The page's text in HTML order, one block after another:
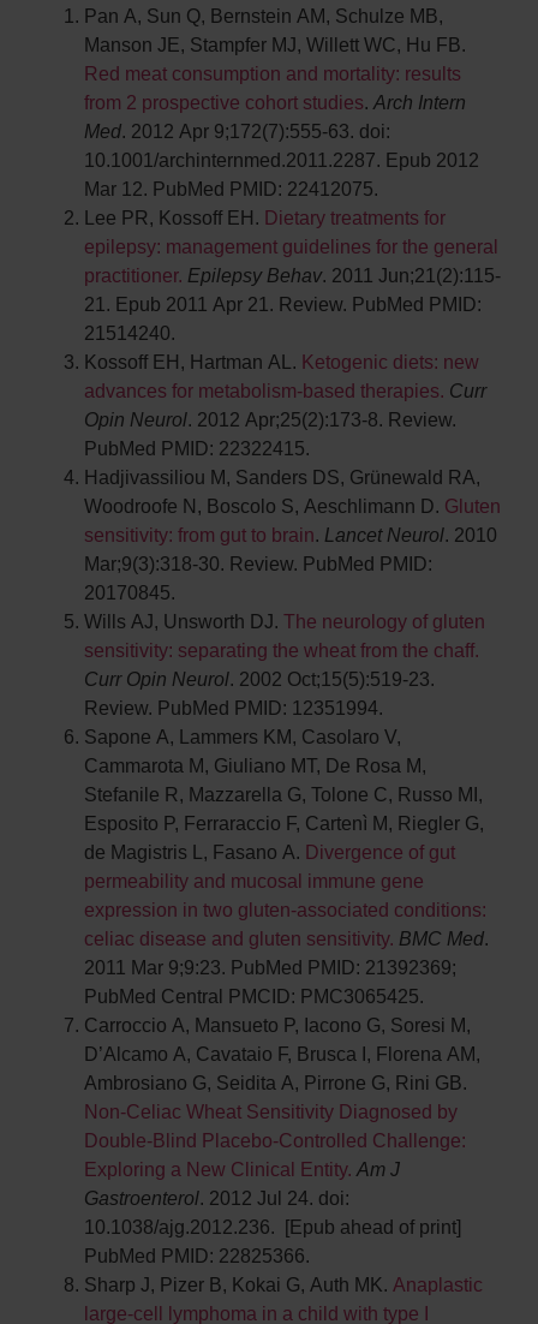
Pan A, Sun Q, Bernstein AM, Schulze MB,
Manson JE, Stampfer MJ, Willett WC, Hu FB.
Red meat consumption and mortality: results
from 2 prospective cohort studies.Arch Intern
Med. 2012 Apr 9;172(7):555-63. doi:
10.1001/archinternmed.2011.2287. Epub 2012
Mar 12. PubMed PMID: 22412075.
Lee PR, Kossoff EH. Dietary treatments for
epilepsy: management guidelines for the general
practitioner. Epilepsy Behav. 2011 Jun;21(2):115-
21. Epub 2011 Apr 21. Review. PubMed PMID:
21514240.
Kossoff EH, Hartman AL. Ketogenic diets: new
advances for metabolism-based therapies. Curr
Opin Neurol. 2012 Apr;25(2):173-8. Review.
PubMed PMID: 22322415.
Hadjivassiliou M, Sanders DS, Grünewald RA,
Woodroofe N, Boscolo S, Aeschlimann D. Gluten
sensitivity: from gut to brain. Lancet Neurol. 2010
Mar;9(3):318-30. Review. PubMed PMID:
20170845.
Wills AJ, Unsworth DJ. The neurology of gluten
sensitivity: separating the wheat from the chaff.
Curr Opin Neurol. 2002 Oct;15(5):519-23.
Review. PubMed PMID: 12351994.
Sapone A, Lammers KM, Casolaro V,
Cammarota M, Giuliano MT, De Rosa M,
Stefanile R, Mazzarella G, Tolone C, Russo MI,
Esposito P, Ferraraccio F, Cartenì M, Riegler G,
de Magistris L, Fasano A. Divergence of gut
permeability and mucosal immune gene
expression in two gluten-associated conditions:
celiac disease and gluten sensitivity. BMC Med.
2011 Mar 9;9:23. PubMed PMID: 21392369;
PubMed Central PMCID: PMC3065425.
Carroccio A, Mansueto P, Iacono G, Soresi M,
D’Alcamo A, Cavataio F, Brusca I, Florena AM,
Ambrosiano G, Seidita A, Pirrone G, Rini GB.
Non-Celiac Wheat Sensitivity Diagnosed by
Double-Blind Placebo-Controlled Challenge:
Exploring a New Clinical Entity. Am J
Gastroenterol. 2012 Jul 24. doi:
10.1038/ajg.2012.236. [Epub ahead of print]
PubMed PMID: 22825366.
Sharp J, Pizer B, Kokai G, Auth MK. Anaplastic
large-cell lymphoma in a child with type I